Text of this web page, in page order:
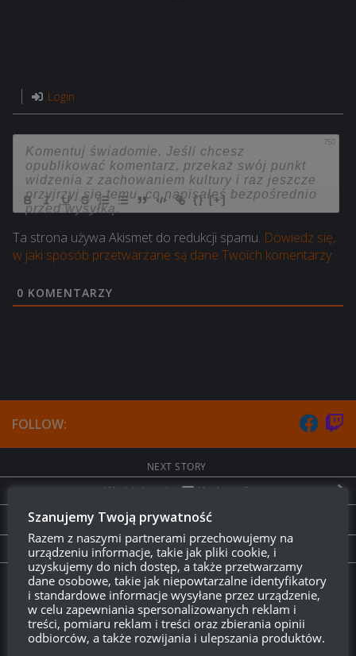
Login
750
{} [+]
Ta strona używa Akismet do redukcji spamu. Dowiedz się,
w jaki sposób przetwarzane są dane Twoich komentarzy.
0 KOMENTARZY
FOLLOW:
NEXT STORY
W obiektywie: Krążownik
PREVIOUS STORY
W obiektywie: Pike
Twitch.tv - Zurugula
Szanujemy Twoją prywatność
Razem z naszymi partnerami przechowujemy na
urządzeniu informacje, takie jak pliki cookie, i
uzyskujemy do nich dostęp, a także przetwarzamy
dane osobowe, takie jak niepowtarzalne identyfikatory
i standardowe informacje wysyłane przez urządzenie,
w celu zapewniania spersonalizowanych reklam i
treści, pomiaru reklam i treści oraz zbierania opinii
odbiorców, a także rozwijania i ulepszania produktów.